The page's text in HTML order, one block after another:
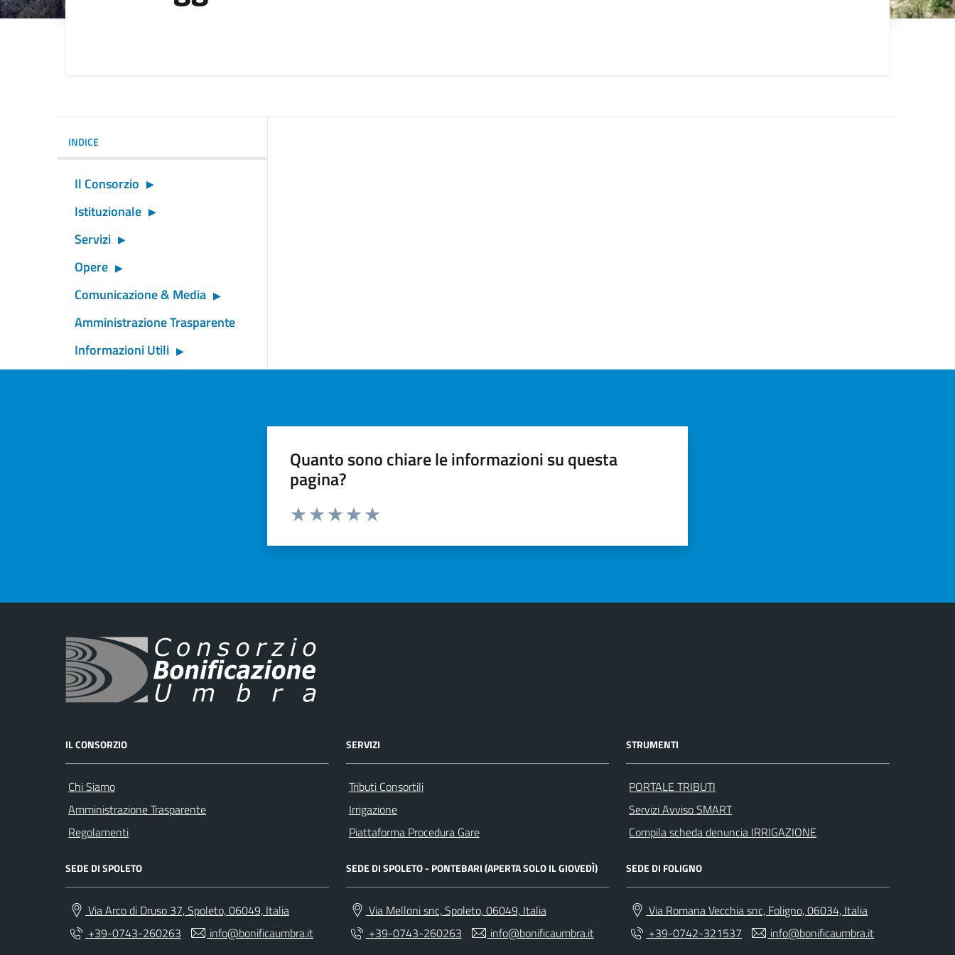
INDICE
Il Consorzio
Istituzionale
Servizi
Opere
Comunicazione & Media
Amministrazione Trasparente
Informazioni Utili
Quanto sono chiare le informazioni su questa
pagina?
IL CONSORZIO
Chi Siamo
Amministrazione Trasparente
Regolamenti
SEDE DI SPOLETO
Via Arco di Druso 37, Spoleto, 06049, Italia
+39-0743-260263
info@bonificaumbra.it
SERVIZI
Tributi Consortili
Irrigazione
Piattaforma Procedura Gare
SEDE DI SPOLETO - PONTEBARI (APERTA SOLO IL GIOVEDÌ)
Via Melloni snc, Spoleto, 06049, Italia
+39-0743-260263
info@bonificaumbra.it
STRUMENTI
PORTALE TRIBUTI
Servizi Avviso SMART
Compila scheda denuncia IRRIGAZIONE
SEDE DI FOLIGNO
Via Romana Vecchia snc, Foligno, 06034, Italia
+39-0742-321537
info@bonificaumbra.it